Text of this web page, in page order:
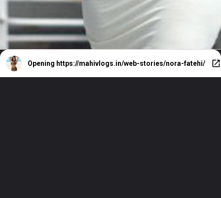
Opening https://mahivlogs.in/web-stories/nora-fatehi/